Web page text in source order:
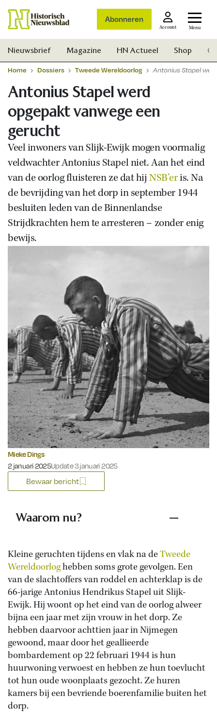
Abonneren
Account Menu
Zoek
Nieuwsbrief Magazine HN Actueel Shop
Home Dossiers Tweede Wereldoorlog Antonius Stapel
Antonius Stapel werd
opgepakt vanwege een
gerucht
Veel inwoners van Slijk-Ewijk mogen voormalig
veldwachter Antonius Stapel niet. Aan het eind
van de oorlog fluisteren ze dat hijNSB’eris. Na
de bevrijding van het dorp in september 1944
besluiten leden van de Binnenlandse
Strijdkrachten hem te arresteren – zonder enig
bewijs.
Mieke Dings
Gepubliceerd op:
2 januari 2025Update 3 januari 2025
Bewaar bericht
Waarom nu?
Kleine geruchten tijdens en vlak na deTweede
Wereldoorloghebben soms grote gevolgen. Een
van de slachtoffers van roddel en achterklap is de
66-jarige Antonius Hendrikus Stapel uit Slijk-
Ewijk. Hij woont op het eind van de oorlog alweer
bijna een jaar met zijn vrouw in het dorp. Ze
hebben daarvoor achttien jaar in Nijmegen
gewoond, maar door het geallieerde
bombardement op 22 februari 1944 is hun
huurwoning verwoest en hebben ze hun toevlucht
tot hun oude woonplaats gezocht. Ze huren
kamers bij een bevriende boerenfamilie buiten het
dorp.